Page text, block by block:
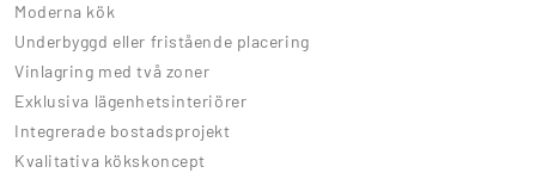
Moderna kök
Underbyggd eller fristående placering
Vinlagring med två zoner
Exklusiva lägenhetsinteriörer
Integrerade bostadsprojekt
Kvalitativa kökskoncept